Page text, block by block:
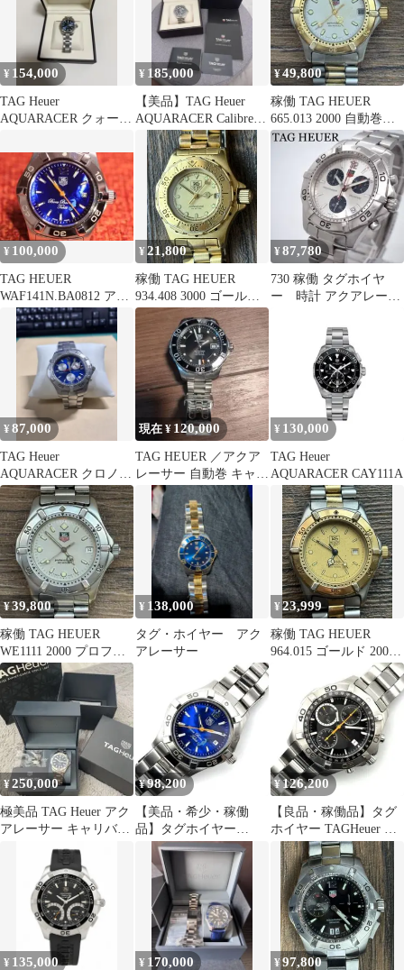
¥ 154,000
TAG Heuer
AQUARACER クォーツ
¥ 185,000
【美品】TAG Heuer
AQUARACER Calibre 5
自動巻き
¥49,800
稼働 TAG HEUER
665.013 2000 自動巻き
タグホイヤー
¥ 100,000
TAG HEUER
WAF141N.BA0812 アク
アレーサー ボラボラ
¥21,800
稼働 TAG HEUER
934.408 3000 ゴールド
タグホイヤー
¥87,780
730 稼働 タグホイヤ
ー 時計 アクアレーサ
ンズ シルバー
¥87,000
TAG Heuer
AQUARACER クロノグ
ラフ
現在 ¥ 120,000
TAG HEUER ／アクア
レーサー 自動巻 キャリ
バー 5 ケース付き
¥ 130,000
TAG Heuer
AQUARACER CAY111A
¥39,800
稼働 TAG HEUER
WE1111 2000 プロフェ
ッショナル メンズ
¥ 138,000
タグ・ホイヤー アク
アレーサー
¥23,999
稼働 TAG HEUER
964.015 ゴールド 2000
プロフェッショナル
¥250,000
極美品 TAG Heuer アク
アレーサー キャリバー
¥98,200
【美品・希少・稼働
品】タグホイヤー
TAGHeuer アクアレー
サー タヒチ
¥ 126,200
【良品・稼働品】タグ
ホイヤー TAGHeuer ア
クアレーサー CAF2113
¥ 135,000 ¥ 170,000 ¥97,800